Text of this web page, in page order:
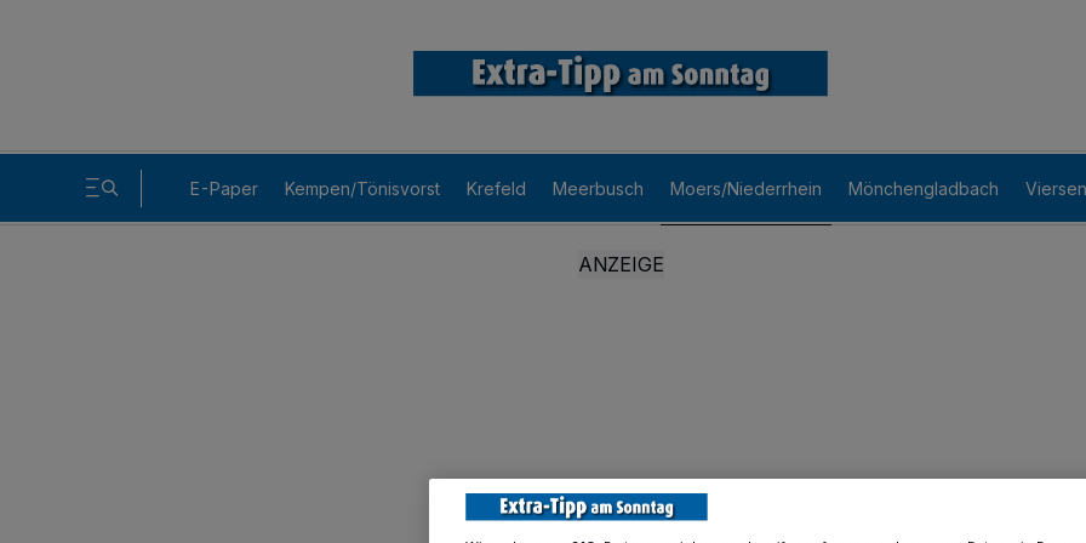
E-Paper Kempen/Tönisvorst Krefeld Meerbusch Moers/Niederrhein Mönchengladbach Viersen